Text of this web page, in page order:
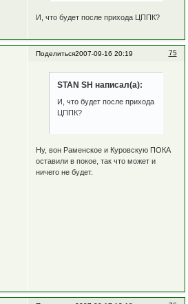
И, что будет после прихода ЦППК?
Поделиться 75
2007-09-16 20:19
STAN SH написал(а):
И, что будет после прихода
ЦППК?
Ну, вон Раменское и Куровскую ПОКА
оставили в покое, так что может и
ничего не будет.